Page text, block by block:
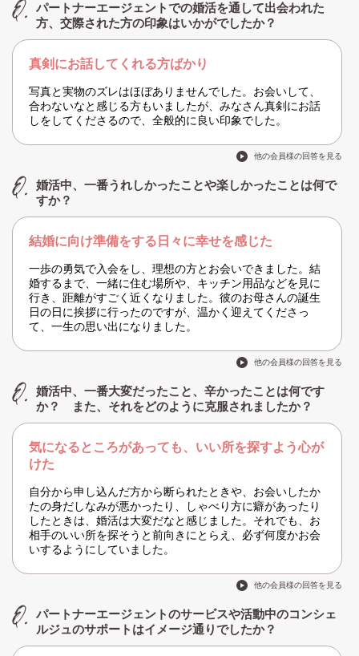
パートナーエージェントでの婚活を通して出会われた
方、交際された方の印象はいかがでしたか？
真剣にお話してくれる方ばかり
写真と実物のズレはほぼありませんでした。お会いして、
合わないなと感じる方もいましたが、みなさん真剣にお話
しをしてくださるので、全般的に良い印象でした。
他の会員様の回答を見る
婚活中、一番うれしかったことや楽しかったことは何で
すか？
結婚に向け準備をする日々に幸せを感じた
一歩の勇気で入会をし、理想の方とお会いできました。結
婚するまで、一緒に住む場所や、キッチン用品などを見に
行き、距離がすごく近くなりました。彼のお母さんの誕生
日の日に挨拶に行ったのですが、温かく迎えてくださっ
て、一生の思い出になりました。
他の会員様の回答を見る
婚活中、一番大変だったこと、辛かったことは何です
か？ また、それをどのように克服されましたか？
気になるところがあっても、いい所を探すよう心が
けた
自分から申し込んだ方から断られたときや、お会いしたか
たの身だしなみが悪かったり、しゃべり方に癖があったり
したときは、婚活は大変だなと感じました。それでも、お
相手のいい所を探そうと前向きにとらえ、必ず何度かお会
いするようにしていました。
他の会員様の回答を見る
パートナーエージェントのサービスや活動中のコンシェ
ルジュのサポートはイメージ通りでしたか？